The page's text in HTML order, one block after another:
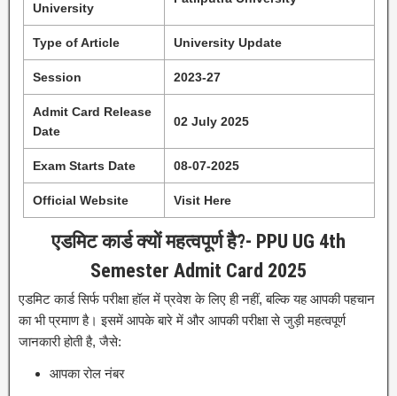
University
Type of Article University Update
Session 2023-27
Admit Card Release
Date
02 July 2025
Exam Starts Date 08-07-2025
Official Website Visit Here
एडमिट कार्ड क्यों महत्वपूर्ण है?- PPU UG 4th
Semester Admit Card 2025
एडमिट कार्ड सिर्फ परीक्षा हॉल में प्रवेश के लिए ही नहीं, बल्कि यह आपकी पहचान
का भी प्रमाण है। इसमें आपके बारे में और आपकी परीक्षा से जुड़ी महत्वपूर्ण
जानकारी होती है, जैसे:
आपका रोल नंबर